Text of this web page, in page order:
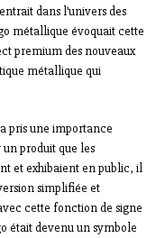
dans l’univers des
métallique évoquait cette
premium des nouveaux
métallique qui
pris une importance
produit que les
et exhibaient en public, il
simplifiée et
cette fonction de signe
était devenu un symbole